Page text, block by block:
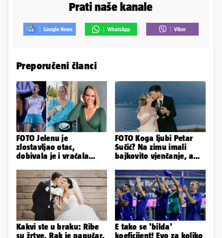
Prati naše kanale
Preporučeni članci
FOTO Jelenu je
zlostavljao otac,
dobivala je i vraćala
tukao šakama'
FOTO Koga ljubi Petar
Sučić? Na zimu imali
bajkovito vjenčanje, a
sin!
Kakvi ste u braku: Ribe
su žrtve, Rak je papučar,
E tako se 'bilda'
koeficijent! Evo za koliko